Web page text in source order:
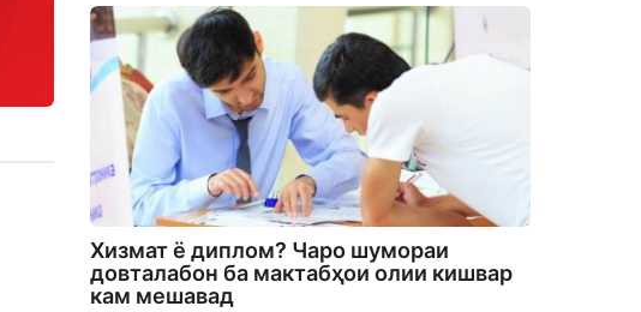
Хизмат ё диплом? Чаро шумораи
довталабон ба мактабҳои олии кишвар
кам мешавад